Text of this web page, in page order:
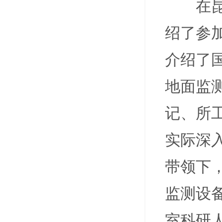
在
绍了参
介绍了
地面监
记、所
实际深
带领下
监测设